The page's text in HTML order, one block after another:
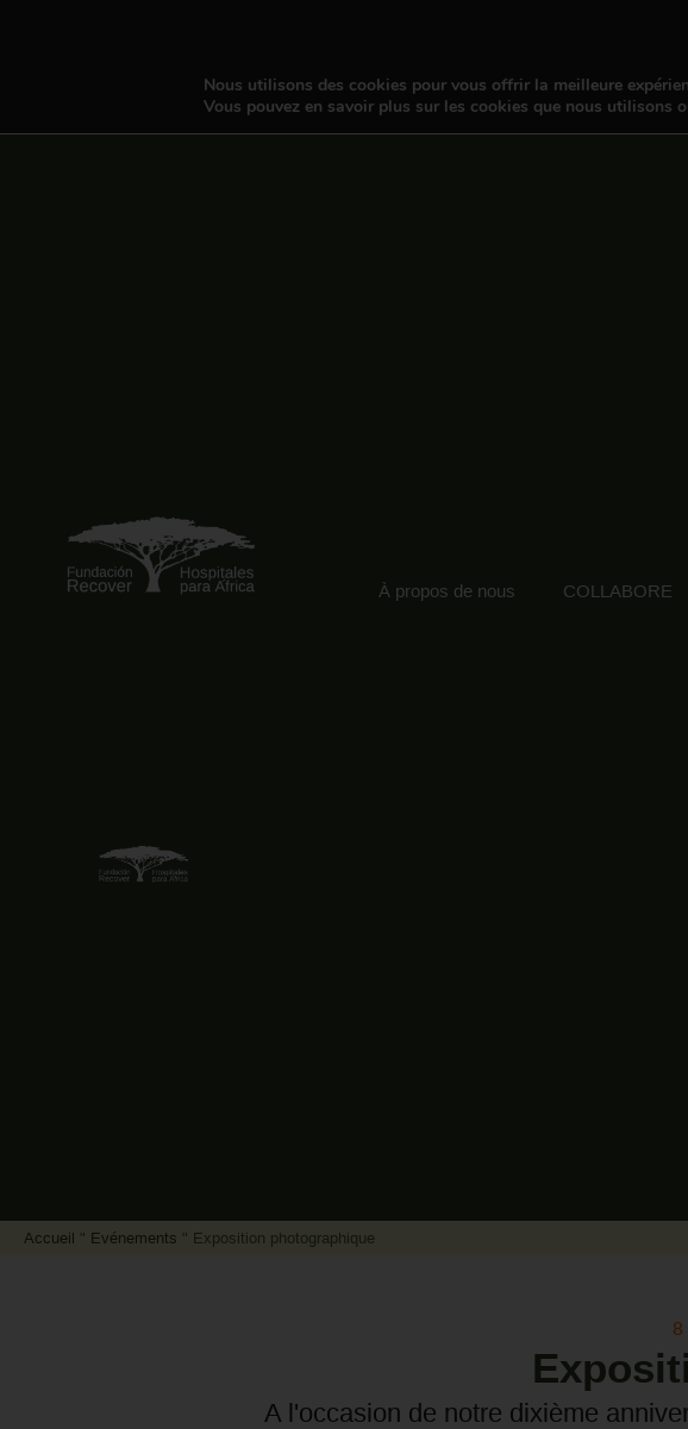
À propos de nous COLLABORE
Accueil " Evénements " Exposition photographique
8
A l'occasion de notre dixième
Nous utilisons des cookies pour vous offrir la meilleure
Vous pouvez en savoir plus sur les cookies que nous utilisons